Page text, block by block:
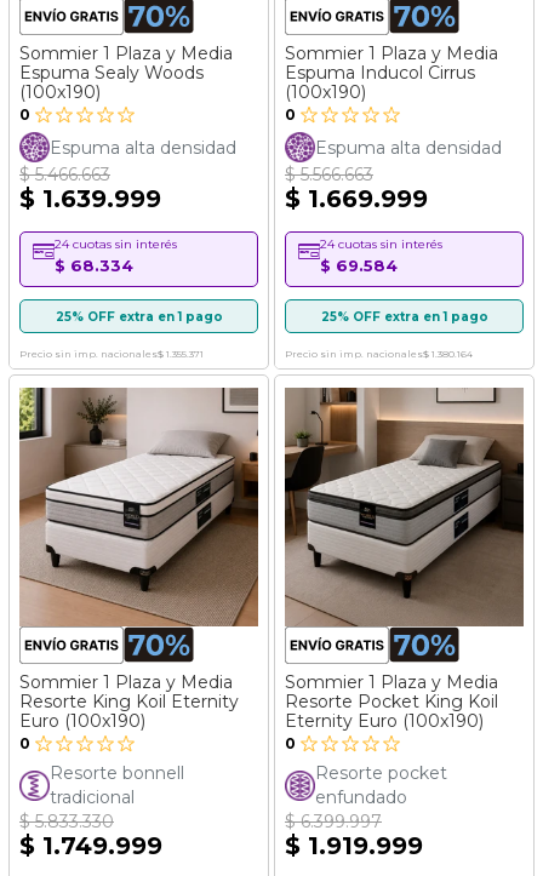
Sommier 1 Plaza y Media
Espuma Sealy Woods
(100x190)
0
Espuma alta densidad
$ 5.466.663
$ 1.639.999
24 cuotas sin interés
$ 68.334
25% OFF extra en 1 pago
Precio sin imp. nacionales$ 1.355.371
Sommier 1 Plaza y Media
Espuma Inducol Cirrus
(100x190)
0
Espuma alta densidad
$ 5.566.663
$ 1.669.999
24 cuotas sin interés
$ 69.584
25% OFF extra en 1 pago
Precio sin imp. nacionales$ 1.380.164
Sommier 1 Plaza y Media
Resorte King Koil Eternity
Euro (100x190)
0
Resorte bonnell
tradicional
$ 5.833.330
$ 1.749.999
Sommier 1 Plaza y Media
Resorte Pocket King Koil
Eternity Euro (100x190)
0
Resorte pocket
enfundado
$ 6.399.997
$ 1.919.999